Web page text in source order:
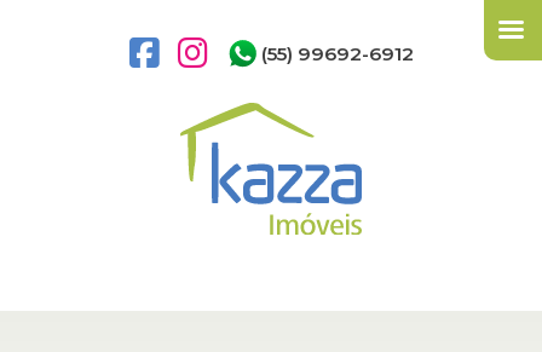
(55) 99692-6912